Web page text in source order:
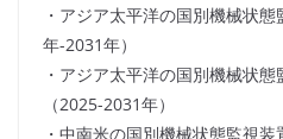
・アジア太平洋の国別機械状
年-2031年）
・アジア太平洋の国別機械状
（2025-2031年）
・中南米の国別機械状態監視